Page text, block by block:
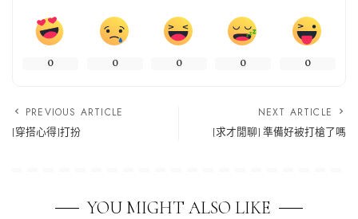
0 0 0 0 0
PREVIOUS ARTICLE
[穿搭心得]打扮
NEXT ARTICLE
[求才閒聊] 準備好被打槍了嗎
YOU MIGHT ALSO LIKE